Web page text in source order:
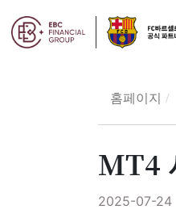
홈페이지
MT4
2025-07-24